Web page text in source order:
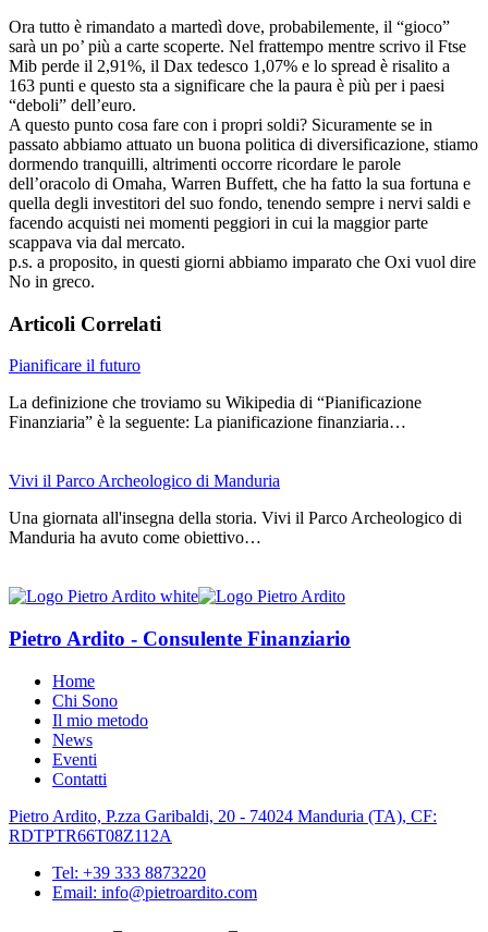
Ora tutto è rimandato a martedì dove, probabilemente, il “gioco”
sarà un po’ più a carte scoperte. Nel frattempo mentre scrivo il Ftse
Mib perde il 2,91%, il Dax tedesco 1,07% e lo spread è risalito a
163 punti e questo sta a significare che la paura è più per i paesi
“deboli” dell’euro.
A questo punto cosa fare con i propri soldi? Sicuramente se in
passato abbiamo attuato un buona politica di diversificazione, stiamo
dormendo tranquilli, altrimenti occorre ricordare le parole
dell’oracolo di Omaha, Warren Buffett, che ha fatto la sua fortuna e
quella degli investitori del suo fondo, tenendo sempre i nervi saldi e
facendo acquisti nei momenti peggiori in cui la maggior parte
scappava via dal mercato.
p.s. a proposito, in questi giorni abbiamo imparato che Oxi vuol dire
No in greco.
Articoli Correlati
Pianificare il futuro
La definizione che troviamo su Wikipedia di “Pianificazione
Finanziaria” è la seguente: La pianificazione finanziaria…
Vivi il Parco Archeologico di Manduria
Una giornata all'insegna della storia. Vivi il Parco Archeologico di
Manduria ha avuto come obiettivo…
Pietro Ardito - Consulente Finanziario
Home
Chi Sono
Il mio metodo
News
Eventi
Contatti
Pietro Ardito, P.zza Garibaldi, 20 - 74024 Manduria (TA), CF:
RDTPTR66T08Z112A
Tel: +39 333 8873220
Email: info@pietroardito.com